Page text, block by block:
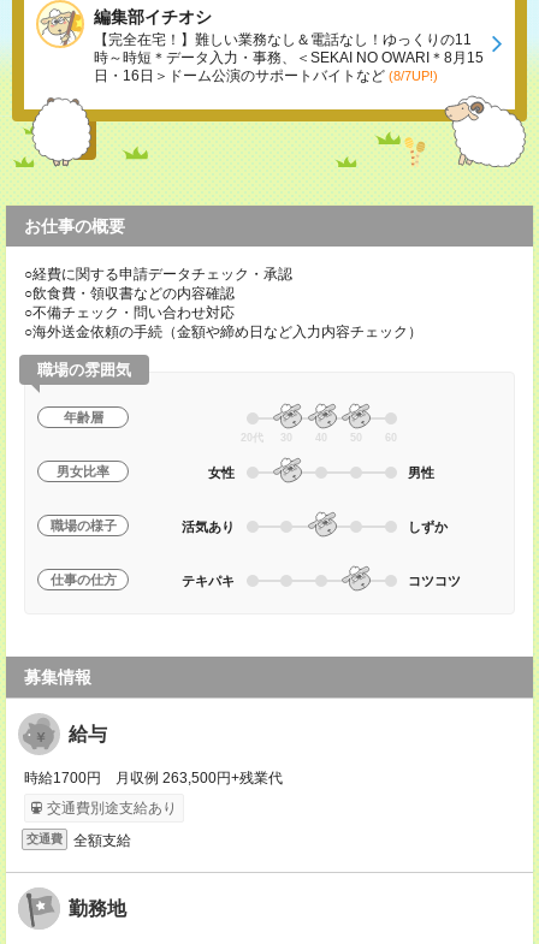
編集部イチオシ
【完全在宅！】難しい業務なし＆電話なし！ゆっくりの11
時～時短＊データ入力・事務、＜SEKAI NO OWARI＊8月15
日・16日＞ドーム公演のサポートバイトなど (8/7UP!)
お仕事の概要
○経費に関する申請データチェック・承認
○飲食費・領収書などの内容確認
○不備チェック・問い合わせ対応
○海外送金依頼の手続（金額や締め日など入力内容チェック）
職場の雰囲気
年齢層
20代 30 40 50 60
男女比率 女性 男性
職場の様子 活気あり しずか
仕事の仕方 テキパキ コツコツ
募集情報
給与
時給1700円 月収例 263,500円+残業代
交通費別途支給あり
交通費 全額支給
勤務地